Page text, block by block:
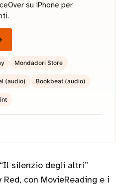
su iPhone per
Mondadori Store
(audio) Bookbeat (audio)
silenzio degli altri”
con MovieReading e i